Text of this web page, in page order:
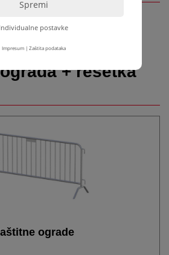
ograde +
ograda -
+ rešetka
ograde
Individualne postavke
Impresum| Zaštita podataka